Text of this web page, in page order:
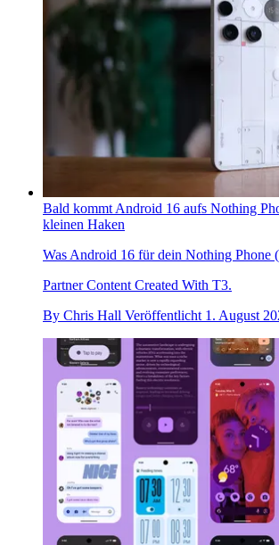
Bald kommt Android 16 aufs Nothing
kleinen Haken
Was Android 16 für dein Nothing Phone
Partner Content Created With T3.
By Chris Hall Veröffentlicht 1. August